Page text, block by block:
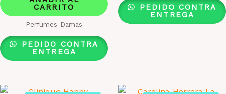
CARRITO
Perfumes Damas
PEDIDO CONTRA
ENTREGA
PEDIDO CONTRA
ENTREGA